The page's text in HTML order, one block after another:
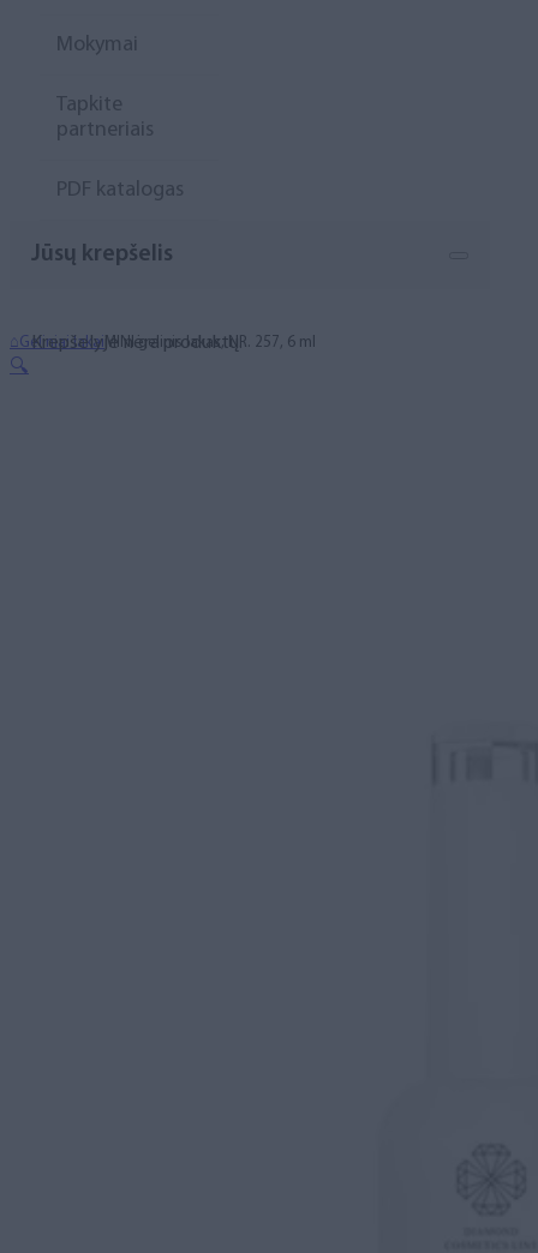
Mokymai
Tapkite
partneriais
PDF katalogas
Jūsų krepšelis
Krepšelyje nėra produktų.
⌂Geliniai lakai MINI gelinis lakas, NR. 257, 6 ml
🔍